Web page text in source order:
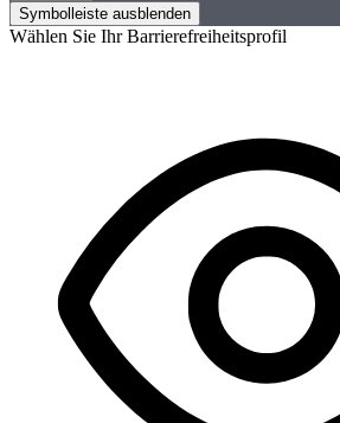
Symbolleiste ausblenden
Wählen Sie Ihr Barrierefreiheitsprofil